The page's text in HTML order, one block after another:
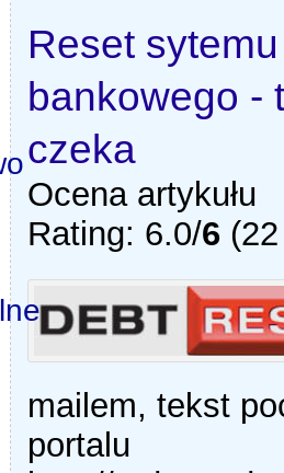
Reset sytemu
bankowego -
czeka
Ocena artykułu
Rating: 6.0/6
mailem, tekst
portalu